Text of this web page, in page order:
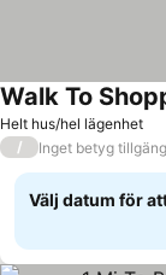
Helt hus/hel lägenhet
Walk To
/ Inget betyg
Välj datum för